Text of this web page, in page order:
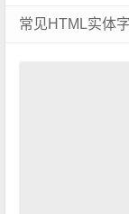
常见HTML实体